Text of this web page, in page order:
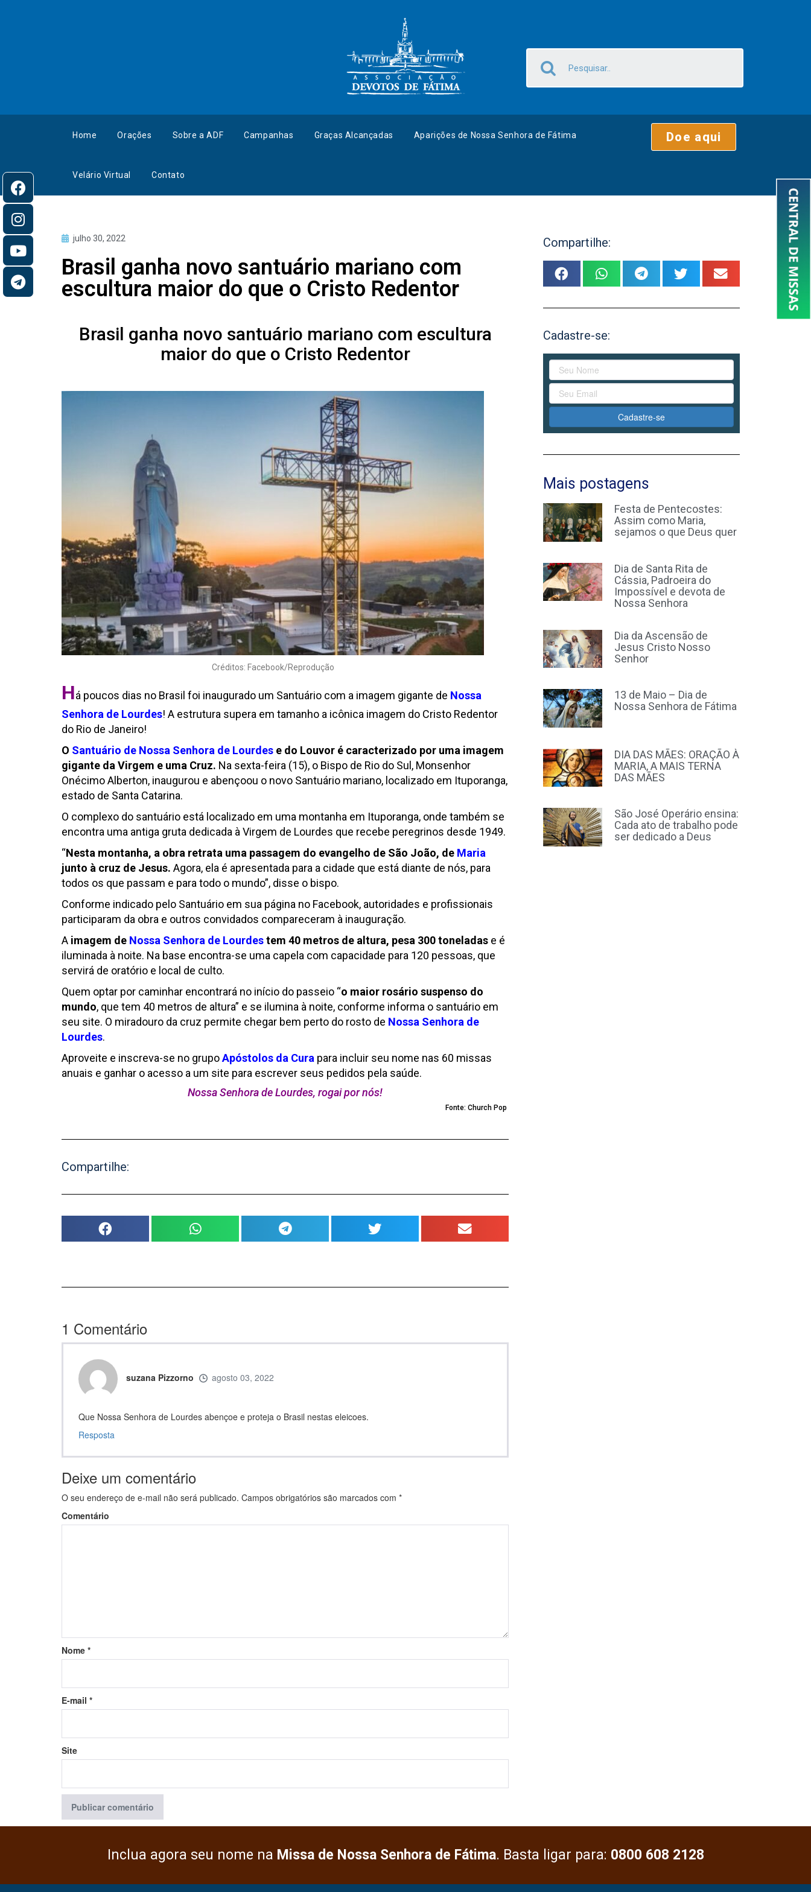
Home Orações Sobre a ADF Campanhas Graças Alcançadas Aparições de Nossa Senhora de Fátima
Velário Virtual Contato
Doe aqui
julho 30, 2022
Brasil ganha novo santuário mariano com
escultura maior do que o Cristo Redentor
Brasil ganha novo santuário mariano com escultura
maior do que o Cristo Redentor
Créditos: Facebook/Reprodução
Há poucos dias no Brasil foi inaugurado um Santuário com a imagem gigante de Nossa
Senhora de Lourdes! A estrutura supera em tamanho a icônica imagem do Cristo Redentor
do Rio de Janeiro!
O Santuário de Nossa Senhora de Lourdes e do Louvor é caracterizado por uma imagem
gigante da Virgem e uma Cruz. Na sexta-feira (15), o Bispo de Rio do Sul, Monsenhor
Onécimo Alberton, inaugurou e abençoou o novo Santuário mariano, localizado em Ituporanga,
estado de Santa Catarina.
O complexo do santuário está localizado em uma montanha em Ituporanga, onde também se
encontra uma antiga gruta dedicada à Virgem de Lourdes que recebe peregrinos desde 1949.
“Nesta montanha, a obra retrata uma passagem do evangelho de São João, de Maria
junto à cruz de Jesus. Agora, ela é apresentada para a cidade que está diante de nós, para
todos os que passam e para todo o mundo”, disse o bispo.
Conforme indicado pelo Santuário em sua página no Facebook, autoridades e profissionais
participaram da obra e outros convidados compareceram à inauguração.
A imagem de Nossa Senhora de Lourdestem 40 metros de altura, pesa 300 toneladas e é
iluminada à noite. Na base encontra-se uma capela com capacidade para 120 pessoas, que
servirá de oratório e local de culto.
Quem optar por caminhar encontrará no início do passeio “o maior rosário suspenso do
mundo, que tem 40 metros de altura” e se ilumina à noite, conforme informa o santuário em
seu site. O miradouro da cruz permite chegar bem perto do rosto de Nossa Senhora de
Lourdes.
Aproveite e inscreva-se no grupoApóstolos da Cura para incluir seu nome nas 60 missas
anuais e ganhar o acesso a um site para escrever seus pedidos pela saúde.
Nossa Senhora de Lourdes, rogai por nós!
Fonte: Church Pop
Compartilhe:
1 Comentário
suzana Pizzorno agosto 03, 2022
Que Nossa Senhora de Lourdes abençoe e proteja o Brasil nestas eleicoes.
Resposta
Deixe um comentário
O seu endereço de e-mail não será publicado. Campos obrigatórios são marcados com *
Comentário
Nome *
E-mail *
Site
Compartilhe:
Cadastre-se:
Cadastre-se
Mais postagens
Festa de Pentecostes:
Assim como Maria,
sejamos o que Deus quer
Dia de Santa Rita de
Cássia, Padroeira do
Impossível e devota de
Nossa Senhora
Dia da Ascensão de
Jesus Cristo Nosso
Senhor
13 de Maio – Dia de
Nossa Senhora de Fátima
DIA DAS MÃES: ORAÇÃO À
MARIA, A MAIS TERNA
DAS MÃES
São José Operário ensina:
Cada ato de trabalho pode
ser dedicado a Deus
Inclua agora seu nome na Missa de Nossa Senhora de Fátima. Basta ligar para: 0800 608 2128